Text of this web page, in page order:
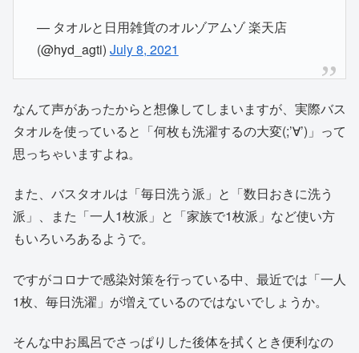
— タオルと日用雑貨のオルゾアムゾ 楽天店
(@hyd_agti) July 8, 2021
なんて声があったからと想像してしまいますが、実際バス
タオルを使っていると「何枚も洗濯するの大変(;’∀’)」って
思っちゃいますよね。
また、バスタオルは「毎日洗う派」と「数日おきに洗う
派」、また「一人1枚派」と「家族で1枚派」など使い方
もいろいろあるようで。
ですがコロナで感染対策を行っている中、最近では「一人
1枚、毎日洗濯」が増えているのではないでしょうか。
そんな中お風呂でさっぱりした後体を拭くとき便利なの